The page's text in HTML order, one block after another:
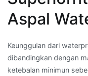
Aspal
Keunggulan dari
dibandingkan dengan
ketebalan minimun